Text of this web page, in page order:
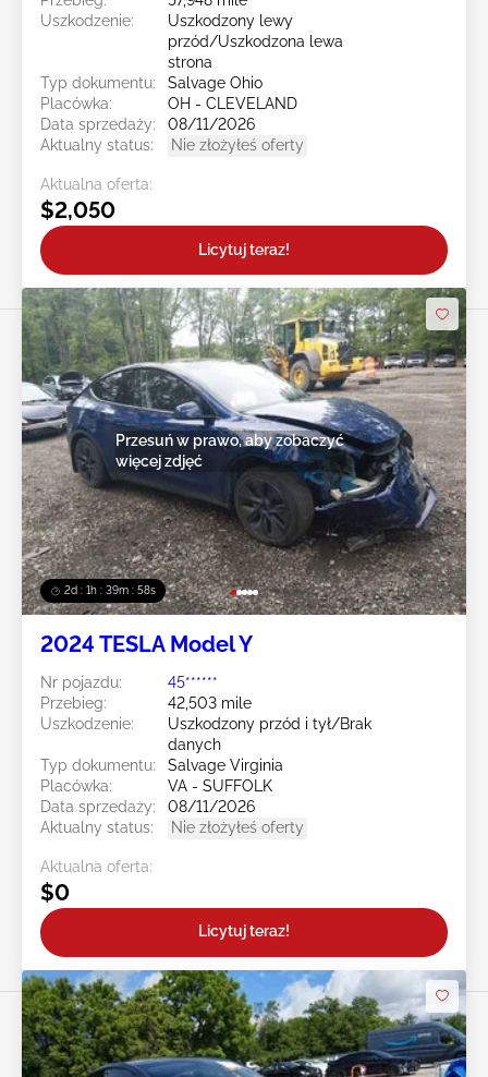
Uszkodzenie:
Uszkodzony lewy
przód/Uszkodzona lewa
strona
Typ dokumentu:
Salvage Ohio
Placówka:
OH - CLEVELAND
Data sprzedaży:
08/11/2026
Aktualny status:
Nie złożyłeś oferty
Aktualna oferta:
$2,050
Licytuj teraz!
2d : 1h : 39m : 55s
Przesuń w prawo, aby zobaczyć
więcej zdjęć
2024 TESLA Model Y
Nr pojazdu:
45******
Przebieg:
42,503 mile
Uszkodzenie:
Uszkodzony przód i tył/Brak
danych
Typ dokumentu:
Salvage Virginia
Placówka:
VA - SUFFOLK
Data sprzedaży:
08/11/2026
Aktualny status:
Nie złożyłeś oferty
Aktualna oferta:
$0
Licytuj teraz!